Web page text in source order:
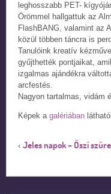
leghosszabb PET-
Örömmel hallgattuk az
FlashBANG, valamint az
közül többen táncra is
Tanulóink kreatív
gyűjthették pontjaikat,
izgalmas ajándékra
arcfestés.
Nagyon tartalmas, vidám
Képek a galériában
‹ Jeles napok – Őszi